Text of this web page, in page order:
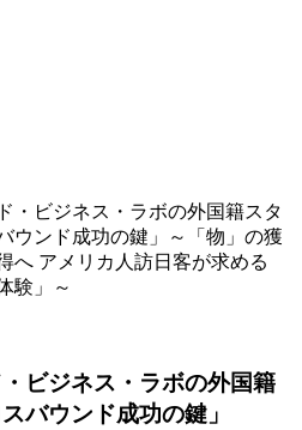
・ビジネス・ラボの外国籍スタ
ウンド成功の鍵」～「物」の獲
へ アメリカ人訪日客が求める
験」～
ビジネス・ラボの外国籍
バウンド成功の鍵」